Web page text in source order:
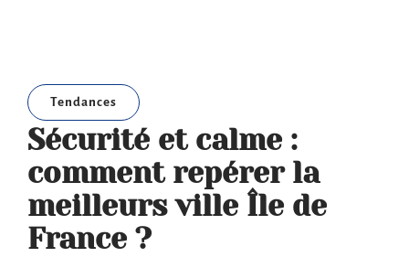
Tendances
Sécurité et calme :
comment repérer la
meilleurs ville Île de
France ?